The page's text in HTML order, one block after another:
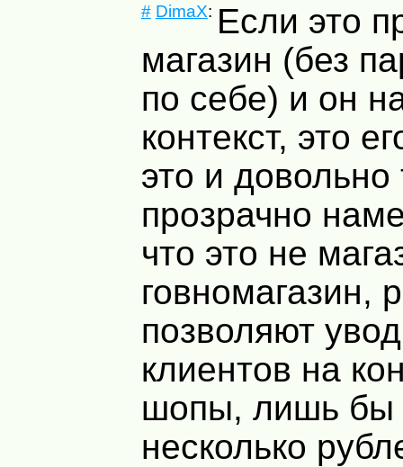
# DimaX: Если это
магазин (без
по себе) и он
контекст, это
это и довольно
прозрачно
что это не
говномагазин,
позволяют
клиентов на
шопы, лишь бы
несколько